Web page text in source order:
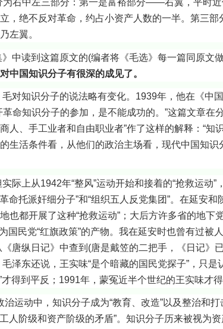
为右中左三部分：第一是富裕部分——右翼，平时
，绝不反对革命，约占小资产人数的一半。第三
左翼。
到这篇原文的(编者将《毛选》每一篇同原文做
中国知识分子有很深的成见了。
识分子的说法略有变化。1939年，他在《中国
命知识分子的参加，是不能成功的。”这篇文章在
人、手工业者和自由职业者”作了这样的解释：“知
生活条件看，从他们的政治主场看，现代中国知识
从1942年“整风”运动开始和接着的“抢救运动”，
命托派奸细分子”和“组织五人反党集团”。在延安
也都开展了这种“抢救运动”；大后方许多省的地下
国民党“红旗政策”的产物。我在延安时也曾有过被
唐纵日记》中查到(唐是戴笠的二把手，《日记》
泽东还说，王实味“是个暗藏的国民党探子”，只是
得到平反；1991年，蒙冤近半个世纪的王实味才得
动中，知识分子成为“教育、改造”以及整治和打
人阶级和资产阶级的矛盾”。知识分子历来被视为